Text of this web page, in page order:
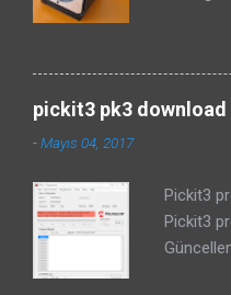
ilgili bir
üzerine
pickit3 pk3
-Mayıs 04, 2017
Pickit3
Pickit3